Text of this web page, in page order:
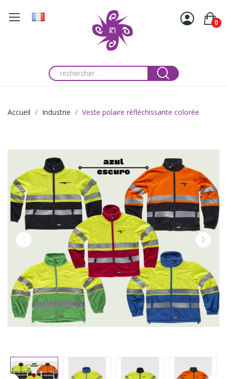
0
Accueil Industrie Veste polaire réfléchissante colorée